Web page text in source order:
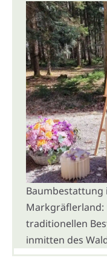
Baumbestattung
Markgräflerland:
traditionellen
inmitten des